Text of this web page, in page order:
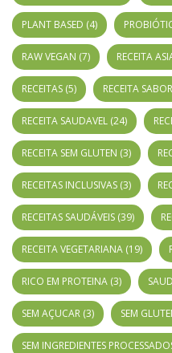
PLANT BASED (4)
RAW VEGAN (7) RECEITA
RECEITAS (5) RECEITA
RECEITA SAUDAVEL (24)
RECEITA SEM GLUTEN (3)
RECEITAS INCLUSIVAS (3)
RECEITAS SAUDÁVEIS (39)
RECEITA VEGETARIANA (19)
RICO EM PROTEINA (3)
SEM AÇUCAR (3) SEM
SEM INGREDIENTES